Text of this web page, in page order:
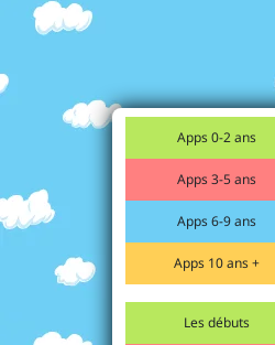
Apps 0-2 ans
Apps 3-5 ans
Apps 6-9 ans
Apps 10 ans +
Les débuts